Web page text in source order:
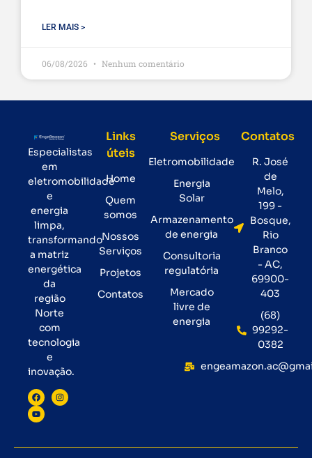
LER MAIS >
06/08/2026 Nenhum comentário
Especialistas
em
eletromobilidade
e
energia
limpa,
transformando
a matriz
energética
da
região
Norte
com
tecnologia
e
inovação.
Links
úteis
Home
Quem
somos
Nossos
Serviços
Projetos
Contatos
Serviços
Eletromobilidade
Energia
Solar
Armazenamento
de energia
Consultoria
regulatória
Mercado
livre de
energia
Contatos
R. José
de
Melo,
199 -
Bosque,
Rio
Branco
- AC,
69900-
403
(68)
99292-
0382